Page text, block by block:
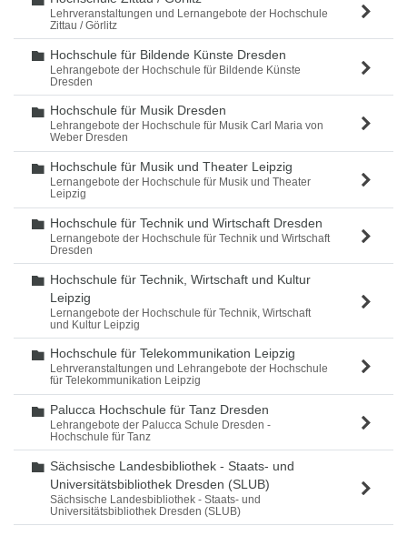
Lehrveranstaltungen und Lernangebote der Hochschule
Zittau / Görlitz
Ordner
Hochschule für Bildende Künste Dresden
Lehrangebote der Hochschule für Bildende Künste
Dresden
Ordner
Hochschule für Musik Dresden
Lehrangebote der Hochschule für Musik Carl Maria von
Weber Dresden
Ordner
Hochschule für Musik und Theater Leipzig
Lernangebote der Hochschule für Musik und Theater
Leipzig
Ordner
Hochschule für Technik und Wirtschaft Dresden
Lernangebote der Hochschule für Technik und Wirtschaft
Dresden
Ordner
Hochschule für Technik, Wirtschaft und Kultur
Leipzig
Lernangebote der Hochschule für Technik, Wirtschaft
und Kultur Leipzig
Ordner
Hochschule für Telekommunikation Leipzig
Lehrveranstaltungen und Lehrangebote der Hochschule
für Telekommunikation Leipzig
Ordner
Palucca Hochschule für Tanz Dresden
Lehrangebote der Palucca Schule Dresden -
Hochschule für Tanz
Ordner
Sächsische Landesbibliothek - Staats- und
Universitätsbibliothek Dresden (SLUB)
Sächsische Landesbibliothek - Staats- und
Universitätsbibliothek Dresden (SLUB)